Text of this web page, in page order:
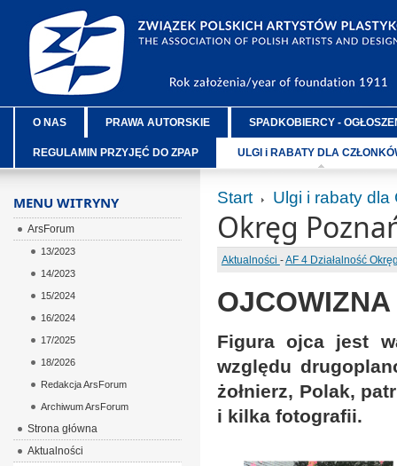
O NAS PRAWA AUTORSKIE SPADKOBIERCY -
REGULAMIN PRZYJĘĆ DO ZPAP ULGI i RABATY DLA
Start Ulgi i rabaty dla
Okręg
Aktualności -AF 4 Działalność
Figura ojca jest
względu
żołnierz, Polak,
i kilka fotografii.
MENU WITRYNY
ArsForum
13/2023
14/2023
15/2024
16/2024
17/2025
18/2026
Redakcja ArsForum
Archiwum ArsForum
Strona główna
Aktualności